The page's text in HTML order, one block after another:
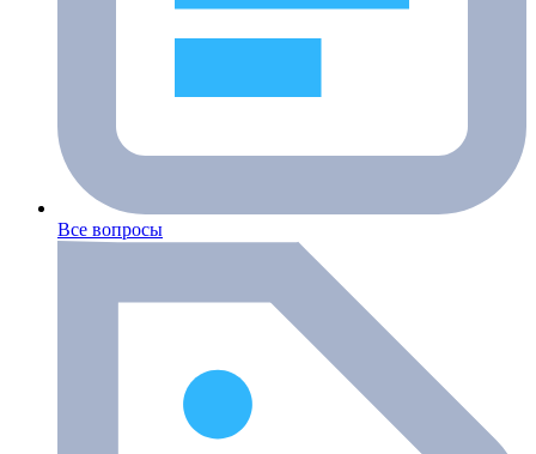
Все вопросы